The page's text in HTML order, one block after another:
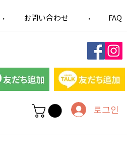
お問い合わせ
​・ FAQ
​・
로그인